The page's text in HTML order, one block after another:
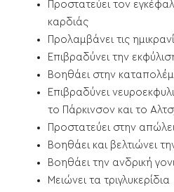
Προστατεύει τον
καρδιάς
Προλαμβάνει τις
Επιβραδύνει την
Βοηθάει στην
Επιβραδύνει
το Πάρκινσον και το
Προστατεύει στην
Βοηθάει και βελτιώνει
Βοηθάει την ανδρική
Μειώνει τα τριγλυκερίδια